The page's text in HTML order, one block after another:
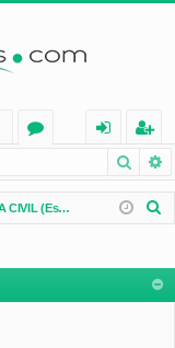
os
nt
ifi
eg
ist
ra
INGENIERÍA CIVIL (España)
a